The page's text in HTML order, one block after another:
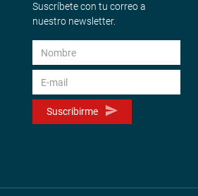
Suscríbete con tu correo a
nuestro newsletter.
Suscribirme